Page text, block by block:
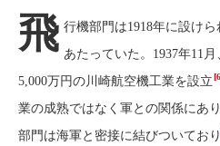
飛 行機部門は1918年に設け
あたっていた。1937年11
5,000万円の川崎航空機工業を設立
業の成熟ではなく軍との関係にあ
部門は海軍と密接に結びついており